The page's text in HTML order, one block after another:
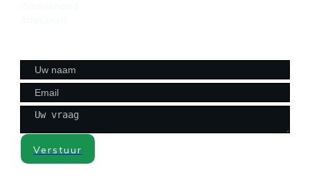
Verstuur